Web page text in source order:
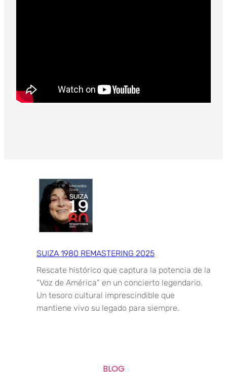
SUIZA 1980 REMASTERING 2025
Rescate histórico que captura la potencia de la
“Voz de América” en un concierto legendario.
Un tesoro cultural imprescindible que
mantiene vivo su legado para siempre.
BLOG